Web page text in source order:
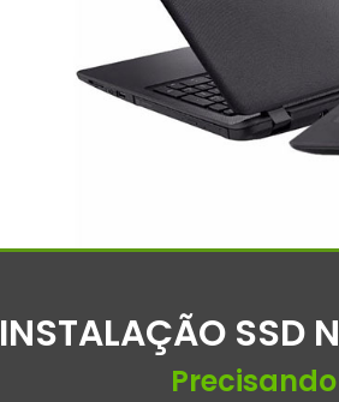
INSTALAÇÃO SSD